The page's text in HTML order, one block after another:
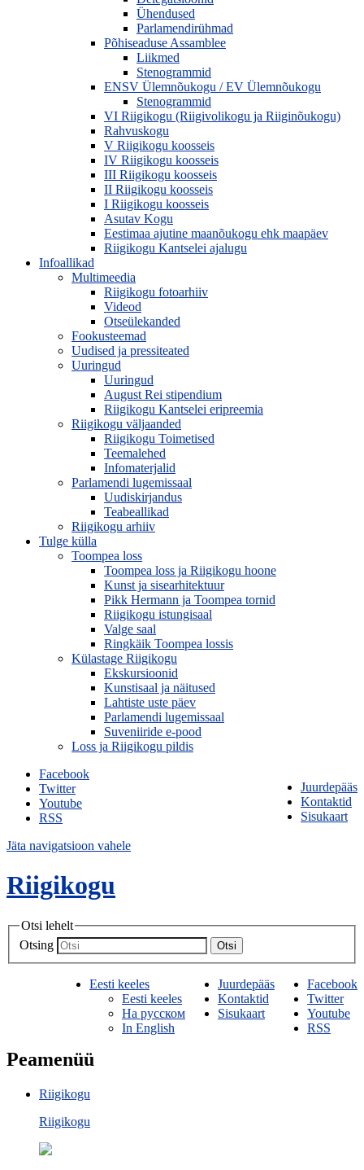
Ühendused
Parlamendirühmad
Põhiseaduse Assamblee
Liikmed
Stenogrammid
ENSV Ülemnõukogu / EV Ülemnõukogu
Stenogrammid
VI Riigikogu (Riigivolikogu ja Riiginõukogu)
Rahvuskogu
V Riigikogu koosseis
IV Riigikogu koosseis
III Riigikogu koosseis
II Riigikogu koosseis
I Riigikogu koosseis
Asutav Kogu
Eestimaa ajutine maanõukogu ehk maapäev
Riigikogu Kantselei ajalugu
Infoallikad
Multimeedia
Riigikogu fotoarhiiv
Videod
Otseülekanded
Fookusteemad
Uudised ja pressiteated
Uuringud
Uuringud
August Rei stipendium
Riigikogu Kantselei eripreemia
Riigikogu väljaanded
Riigikogu Toimetised
Teemalehed
Infomaterjalid
Parlamendi lugemissaal
Uudiskirjandus
Teabeallikad
Riigikogu arhiiv
Tulge külla
Toompea loss
Toompea loss ja Riigikogu hoone
Kunst ja sisearhitektuur
Pikk Hermann ja Toompea tornid
Riigikogu istungisaal
Valge saal
Ringkäik Toompea lossis
Külastage Riigikogu
Ekskursioonid
Kunstisaal ja näitused
Lahtiste uste päev
Parlamendi lugemissaal
Suveniiride e-pood
Loss ja Riigikogu pildis
Juurdepääs
Kontaktid
Sisukaart
Facebook
Twitter
Youtube
RSS
Jäta navigatsioon vahele
Riigikogu
Otsi lehelt
Otsing
Otsi
Facebook
Twitter
Youtube
RSS
Juurdepääs
Kontaktid
Sisukaart
Eesti keeles
Eesti keeles
На русском
In English
Peamenüü
Riigikogu
Riigikogu